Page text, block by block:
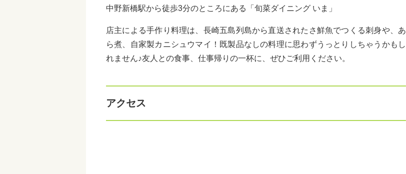
中野新橋駅から徒歩3分のところにある「旬菜ダイニング いま」
店主による手作り料理は、長崎五島列島から直送されたさ鮮魚でつくる刺身や、あ
ら煮、自家製カニシュウマイ！既製品なしの料理に思わずうっとりしちゃうかもし
れません♪友人との食事、仕事帰りの一杯に、ぜひご利用ください。
アクセス